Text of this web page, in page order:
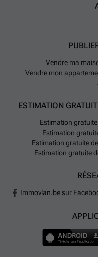
Vendre ma
Vendre mon
ESTIMATION
Estimation
Estimation
Estimation gratuite
Estimation gratuite
Immovlan.be sur